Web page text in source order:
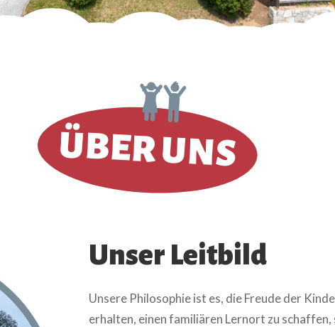
ÜBER UNS
Unser Leitbild
Unsere Philosophie ist es, die Freude der
erhalten, einen familiären Lernort zu